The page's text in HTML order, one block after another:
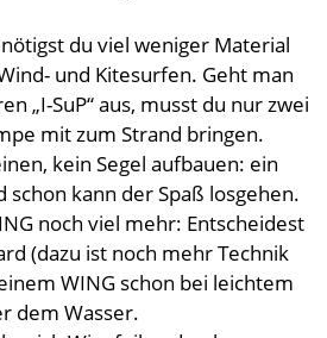
du viel weniger Material
und Kitesurfen. Geht man
„I-SuP“ aus, musst du nur zwei
mit zum Strand bringen.
kein Segel aufbauen: ein
schon kann der Spaß losgehen.
noch viel mehr: Entscheidest
(dazu ist noch mehr Technik
WING schon bei leichtem
dem Wasser.